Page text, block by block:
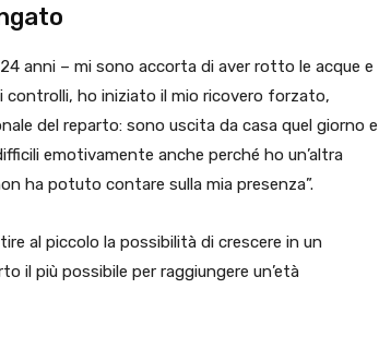
anni – mi sono accorta di aver rotto le acque e
ho iniziato il mio ricovero forzato,
del reparto: sono uscita da casa quel giorno e
emotivamente anche perché ho un’altra
ha potuto contare sulla mia presenza”.
al piccolo la possibilità di crescere in un
il più possibile per raggiungere un’età